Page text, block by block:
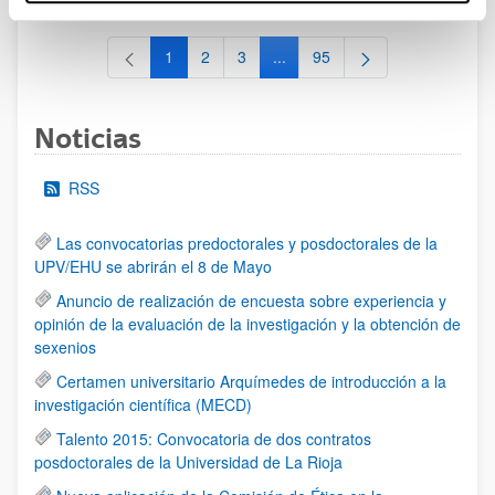
Página
1 Página
2 Página
3 ...Páginas intermedias Use TAB
Página
95
Noticias
RSS
Las convocatorias predoctorales y posdoctorales de la
UPV/EHU se abrirán el 8 de Mayo
Anuncio de realización de encuesta sobre experiencia y
opinión de la evaluación de la investigación y la obtención de
sexenios
Certamen universitario Arquímedes de introducción a la
investigación científica (MECD)
Talento 2015: Convocatoria de dos contratos
posdoctorales de la Universidad de La Rioja